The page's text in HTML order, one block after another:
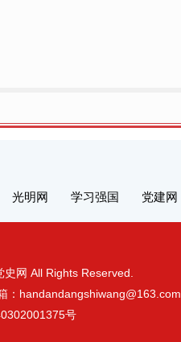
光明网 学习强国 党建网
网 All Rights Reserved.
：handandangshiwang@163.com
号